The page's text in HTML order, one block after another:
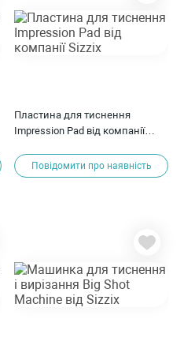
Пластина для тиснення
Impression Pad від компанії
Повідомити про наявність